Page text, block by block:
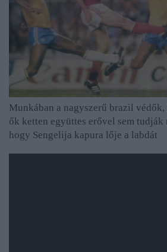
Munkában a nagyszerű brazil védők,
ők ketten együttes erővel sem tudják
hogy Sengelija kapura lője a labdát